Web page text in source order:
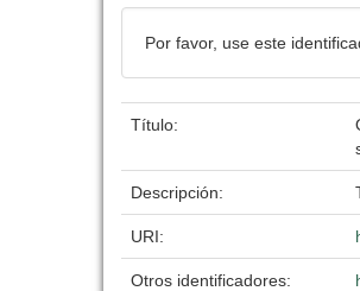
Por favor, use este
Título:
Descripción:
URI:
Otros identificadores: